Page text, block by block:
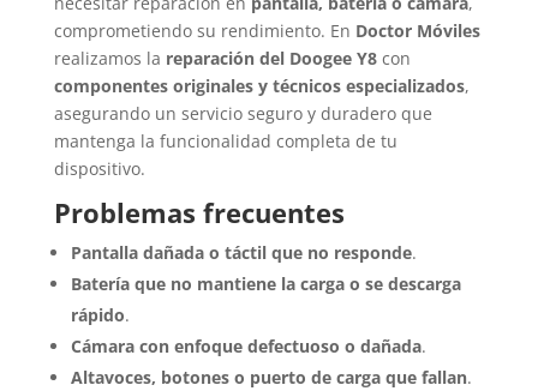
comprometiendo su rendimiento. En Doctor Móviles
realizamos la reparación del Doogee Y8con
componentes originales y técnicos especializados,
asegurando un servicio seguro y duradero que
mantenga la funcionalidad completa de tu
dispositivo.
Problemas frecuentes
Pantalla dañada o táctil que no responde.
Batería que no mantiene la carga o se descarga
rápido.
Cámara con enfoque defectuoso o dañada.
Altavoces, botones o puerto de carga que fallan.